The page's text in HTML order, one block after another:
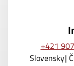
+421
Slovensky